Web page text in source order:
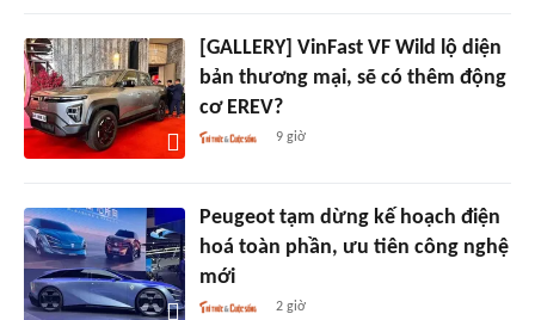
[GALLERY] VinFast VF Wild lộ diện
bản thương mại, sẽ có thêm động
cơ EREV?
9 giờ
Peugeot tạm dừng kế hoạch điện
hoá toàn phần, ưu tiên công nghệ
mới
2 giờ